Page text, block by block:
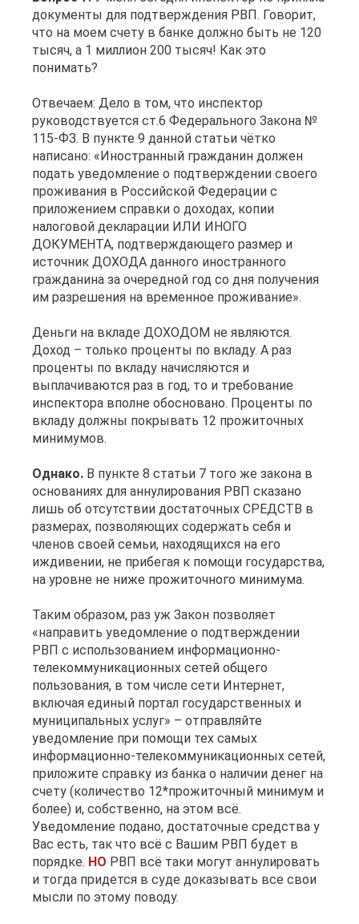
документы для подтверждения РВП. Говорит,
что на моем счету в банке должно быть не 120
тысяч, а 1 миллион 200 тысяч! Как это
понимать?
Отвечаем: Дело в том, что инспектор
руководствуется ст.6 Федерального Закона №
115-ФЗ. В пункте 9 данной статьи чётко
написано: «Иностранный гражданин должен
подать уведомление о подтверждении своего
проживания в Российской Федерации с
приложением справки о доходах, копии
налоговой декларации ИЛИ ИНОГО
ДОКУМЕНТА, подтверждающего размер и
источник ДОХОДА данного иностранного
гражданина за очередной год со дня получения
им разрешения на временное проживание».
Деньги на вкладе ДОХОДОМ не являются.
Доход – только проценты по вкладу. А раз
проценты по вкладу начисляются и
выплачиваются раз в год, то и требование
инспектора вполне обосновано. Проценты по
вкладу должны покрывать 12 прожиточных
минимумов.
Однако. В пункте 8 статьи 7 того же закона в
основаниях для аннулирования РВП сказано
лишь об отсутствии достаточных СРЕДСТВ в
размерах, позволяющих содержать себя и
членов своей семьи, находящихся на его
иждивении, не прибегая к помощи государства,
на уровне не ниже прожиточного минимума.
Таким образом, раз уж Закон позволяет
«направить уведомление о подтверждении
РВП с использованием информационно-
телекоммуникационных сетей общего
пользования, в том числе сети Интернет,
включая единый портал государственных и
муниципальных услуг» – отправляйте
уведомление при помощи тех самых
информационно-телекоммуникационных сетей,
приложите справку из банка о наличии денег на
счету (количество 12*прожиточный минимум и
более) и, собственно, на этом всё.
Уведомление подано, достаточные средства у
Вас есть, так что всё с Вашим РВП будет в
порядке. НО РВП всё таки могут аннулировать
и тогда придется в суде доказывать все свои
мысли по этому поводу.